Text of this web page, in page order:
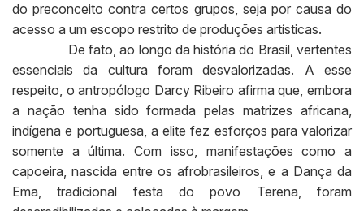
do preconceito contra certos grupos, seja por causa do
acesso a um escopo restrito de produções artísticas.
De fato, ao longo da história do Brasil, vertentes
essenciais da cultura foram desvalorizadas. A esse
respeito, o antropólogo Darcy Ribeiro afirma que, embora
a nação tenha sido formada pelas matrizes africana,
indígena e portuguesa, a elite fez esforços para valorizar
somente a última. Com isso, manifestações como a
capoeira, nascida entre os afrobrasileiros, e a Dança da
Ema, tradicional festa do povo Terena, foram